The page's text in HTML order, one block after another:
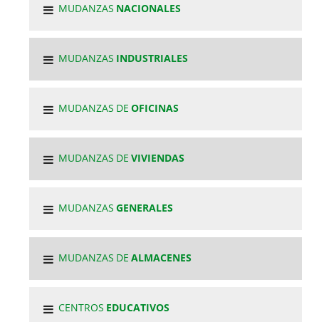
MUDANZAS NACIONALES
MUDANZAS INDUSTRIALES
MUDANZAS DEOFICINAS
MUDANZAS DEVIVIENDAS
MUDANZASGENERALES
MUDANZAS DEALMACENES
CENTROS EDUCATIVOS